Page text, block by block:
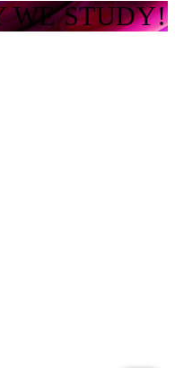
WE STUDY!